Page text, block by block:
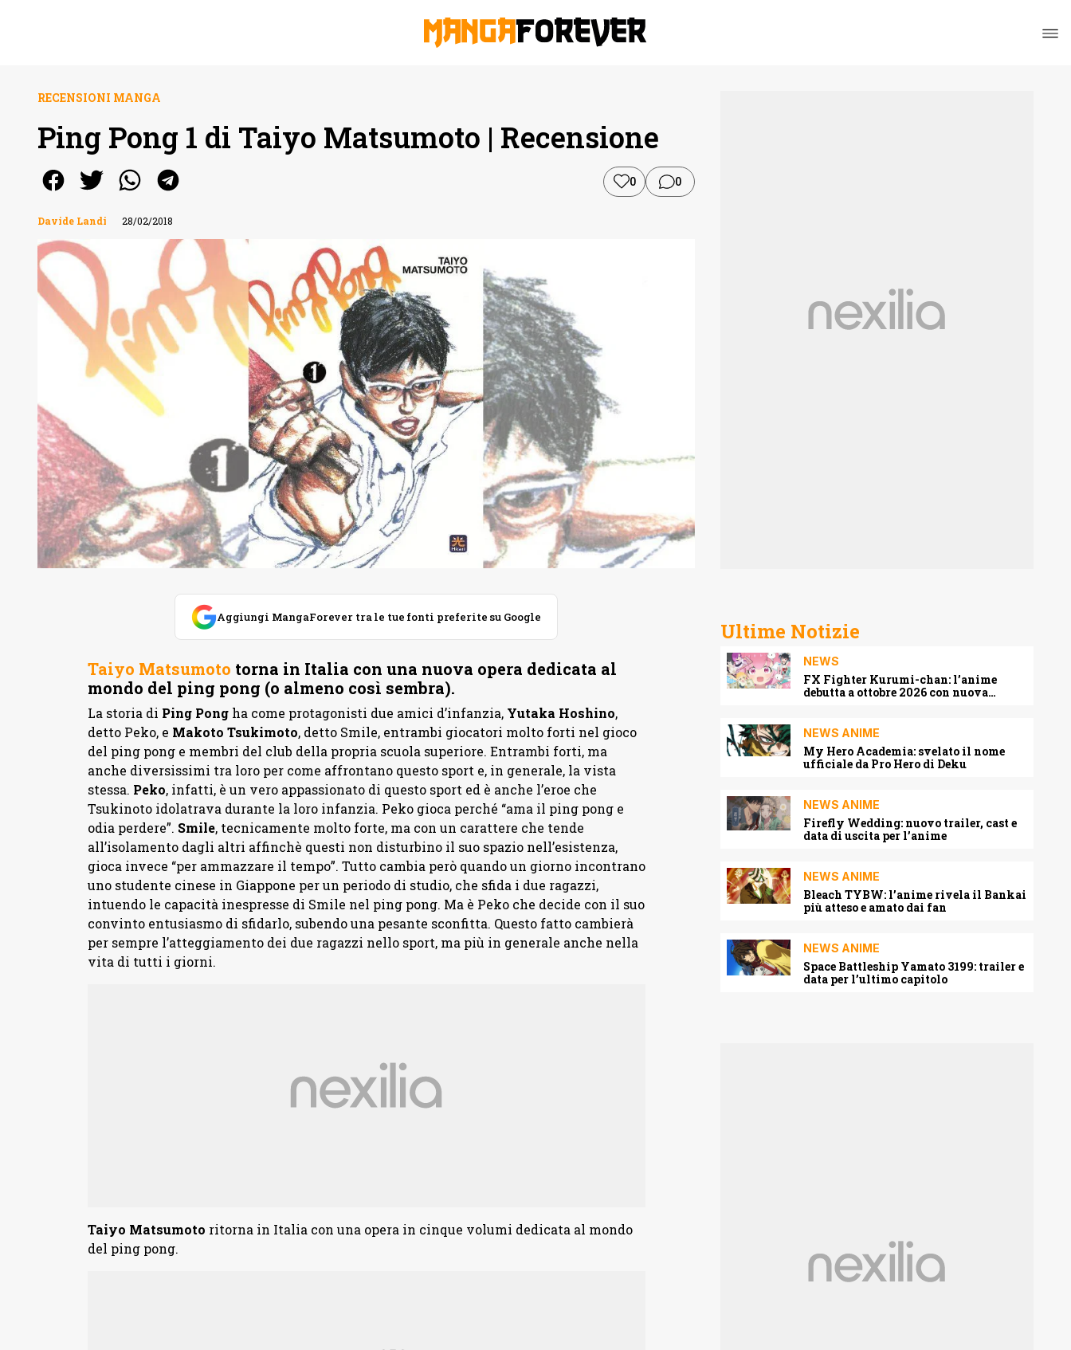
RECENSIONI MANGA
Ping Pong 1 di Taiyo Matsumoto | Recensione
0 0
Davide Landi 28/02/2018
Aggiungi MangaForever tra le tue fonti preferite su Google
Taiyo Matsumoto torna in Italia con una nuova opera dedicata al
mondo del ping pong (o almeno così sembra).
La storia di Ping Pongha come protagonisti due amici d’infanzia, Yutaka Hoshino,
detto Peko, e Makoto Tsukimoto, detto Smile, entrambi giocatori molto forti nel gioco
del ping pong e membri del club della propria scuola superiore. Entrambi forti, ma
anche diversissimi tra loro per come affrontano questo sport e, in generale, la vista
stessa. Peko, infatti, è un vero appassionato di questo sport ed è anche l’eroe che
Tsukinoto idolatrava durante la loro infanzia. Peko gioca perché “ama il ping pong e
odia perdere”. Smile, tecnicamente molto forte, ma con un carattere che tende
all’isolamento dagli altri affinchè questi non disturbino il suo spazio nell’esistenza,
gioca invece “per ammazzare il tempo”. Tutto cambia però quando un giorno incontrano
uno studente cinese in Giappone per un periodo di studio, che sfida i due ragazzi,
intuendo le capacità inespresse di Smile nel ping pong. Ma è Peko che decide con il suo
convinto entusiasmo di sfidarlo, subendo una pesante sconfitta. Questo fatto cambierà
per sempre l’atteggiamento dei due ragazzi nello sport, ma più in generale anche nella
vita di tutti i giorni.
Taiyo Matsumoto ritorna in Italia con una opera in cinque volumi dedicata al mondo
del ping pong.
Ultime Notizie
NEWS
FX Fighter Kurumi-chan: l’anime
debutta a ottobre 2026 con nuova
NEWS ANIME
My Hero Academia: svelato il nome
ufficiale da Pro Hero di Deku
NEWS ANIME
Firefly Wedding: nuovo trailer, cast e
data di uscita per l’anime
NEWS ANIME
Bleach TYBW: l’anime rivela il Bankai
più atteso e amato dai fan
NEWS ANIME
Space Battleship Yamato 3199: trailer e
data per l’ultimo capitolo